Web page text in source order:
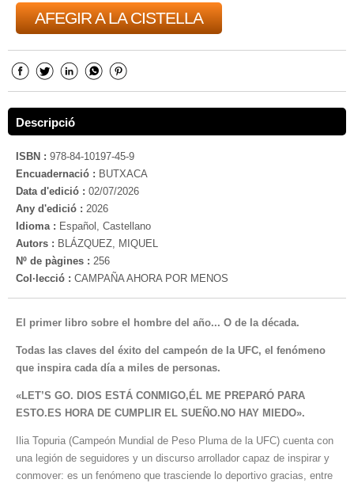
AFEGIR A LA CISTELLA
Descripció
ISBN : 978-84-10197-45-9
Encuadernació : BUTXACA
Data d'edició : 02/07/2026
Any d'edició : 2026
Idioma : Español, Castellano
Autors : BLÁZQUEZ, MIQUEL
Nº de pàgines : 256
Col·lecció : CAMPAÑA AHORA POR MENOS
El primer libro sobre el hombre del año... O de la década.
Todas las claves del éxito del campeón de la UFC, el fenómeno
que inspira cada día a miles de personas.
«LET’S GO. DIOS ESTÁ CONMIGO,ÉL ME PREPARÓ PARA
ESTO.ES HORA DE CUMPLIR EL SUEÑO.NO HAY MIEDO».
Ilia Topuria (Campeón Mundial de Peso Pluma de la UFC) cuenta con
una legión de seguidores y un discurso arrollador capaz de inspirar y
conmover: es un fenómeno que trasciende lo deportivo gracias, entre